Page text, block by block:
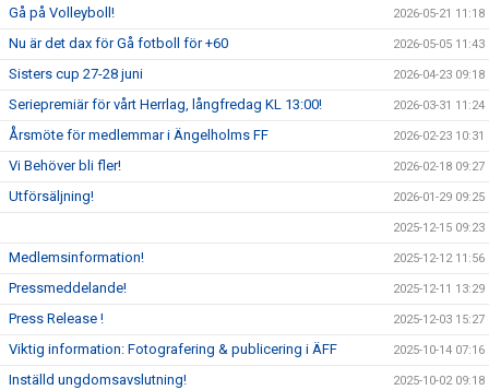
Gå på Volleyboll! 2026-05-21 11:18
Nu är det dax för Gå fotboll för +60 2026-05-05 11:43
Sisters cup 27-28 juni 2026-04-23 09:18
Seriepremiär för vårt Herrlag, långfredag KL 13:00! 2026-03-31 11:24
Årsmöte för medlemmar i Ängelholms FF 2026-02-23 10:31
Vi Behöver bli fler! 2026-02-18 09:27
Utförsäljning! 2026-01-29 09:25
2025-12-15 09:23
Medlemsinformation! 2025-12-12 11:56
Pressmeddelande! 2025-12-11 13:29
Press Release ! 2025-12-03 15:27
Viktig information: Fotografering & publicering i ÄFF 2025-10-14 07:16
Inställd ungdomsavslutning! 2025-10-02 09:18